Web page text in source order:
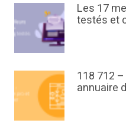
Les 17
testés et
118 712
annuaire